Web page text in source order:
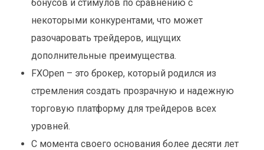
бонусов и стимулов по сравнению с
некоторыми конкурентами, что может
разочаровать трейдеров, ищущих
дополнительные преимущества.
FXOpen – это брокер, который родился из
стремления создать прозрачную и надежную
торговую платформу для трейдеров всех
уровней.
С момента своего основания более десяти лет